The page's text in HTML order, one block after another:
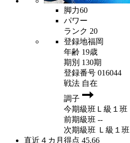
脚力60
パワー
ランク 20
登録地福岡
年齢 19歳
期別 130期
登録番号 016044
戦法 自在
調子
今期級班 Ｌ級１班
前期級班 --
次期級班 Ｌ級１班
直近４カ月得点 45.66